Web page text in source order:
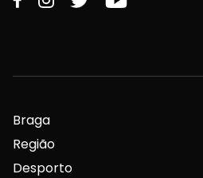
Braga
Região
Desporto